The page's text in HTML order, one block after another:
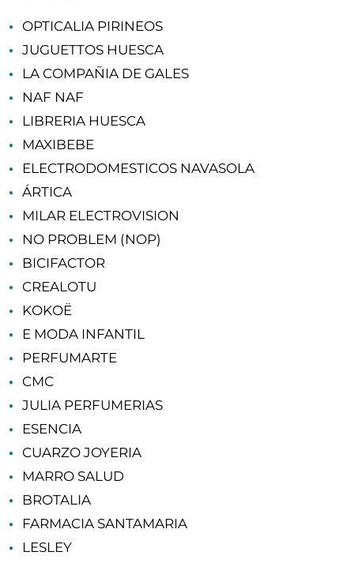
OPTICALIA PIRINEOS
JUGUETTOS HUESCA
LA COMPAÑIA DE GALES
NAF NAF
LIBRERIA HUESCA
MAXIBEBE
ELECTRODOMESTICOS NAVASOLA
ÁRTICA
MILAR ELECTROVISION
NO PROBLEM (NOP)
BICIFACTOR
CREALOTU
KOKOË
E MODA INFANTIL
PERFUMARTE
CMC
JULIA PERFUMERIAS
ESENCIA
CUARZO JOYERIA
MARRO SALUD
BROTALIA
FARMACIA SANTAMARIA
LESLEY